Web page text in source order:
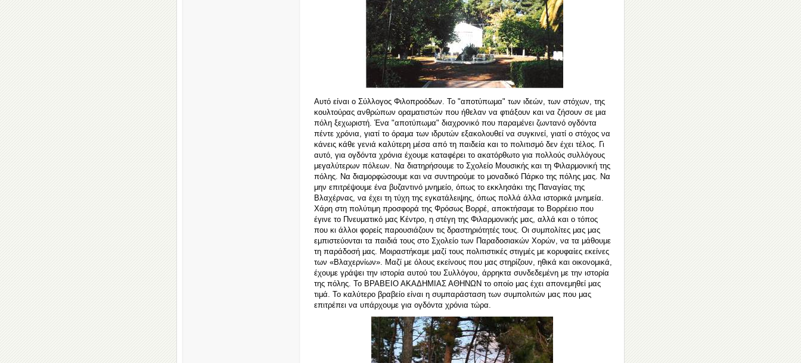
Αυτό είναι ο Σύλλογος Φιλοπροόδων. Το "αποτύπωμα" των ιδεών, των στόχων, της
κουλτούρας ανθρώπων οραματιστών που ήθελαν να φτιάξουν και να ζήσουν σε μια
πόλη ξεχωριστή. Ένα "αποτύπωμα" διαχρονικό που παραμένει ζωντανό ογδόντα
πέντε χρόνια, γιατί το όραμα των ιδρυτών εξακολουθεί να συγκινεί, γιατί ο στόχος να
κάνεις κάθε γενιά καλύτερη μέσα από τη παιδεία και το πολιτισμό δεν έχει τέλος. Γι
αυτό, για ογδόντα χρόνια έχουμε καταφέρει το ακατόρθωτο για πολλούς συλλόγους
μεγαλύτερων πόλεων. Να διατηρήσουμε το Σχολείο Μουσικής και τη Φιλαρμονική της
πόλης. Να διαμορφώσουμε και να συντηρούμε το μοναδικό Πάρκο της πόλης μας. Να
μην επιτρέψουμε ένα βυζαντινό μνημείο, όπως το εκκλησάκι της Παναγίας της
Βλαχέρνας, να έχει τη τύχη της εγκατάλειψης, όπως πολλά άλλα ιστορικά μνημεία.
Χάρη στη πολύτιμη προσφορά της Φρόσως Βορρέ, αποκτήσαμε το Βορρέειο που
έγινε το Πνευματικό μας Κέντρο, η στέγη της Φιλαρμονικής μας, αλλά και ο τόπος
που κι άλλοι φορείς παρουσιάζουν τις δραστηριότητές τους. Οι συμπολίτες μας μας
εμπιστεύονται τα παιδιά τους στο Σχολείο των Παραδοσιακών Χορών, να τα μάθουμε
τη παράδοσή μας. Μοιραστήκαμε μαζί τους πολιτιστικές στιγμές με κορυφαίες εκείνες
των «Βλαχερνίων». Μαζί με όλους εκείνους που μας στηρίζουν, ηθικά και οικονομικά,
έχουμε γράψει την ιστορία αυτού του Συλλόγου, άρρηκτα συνδεδεμένη με την ιστορία
της πόλης. Το ΒΡΑΒΕΙΟ ΑΚΑΔΗΜΙΑΣ ΑΘΗΝΩΝ το οποίο μας έχει απονεμηθεί μας
τιμά. Το καλύτερο βραβείο είναι η συμπαράσταση των συμπολιτών μας που μας
επιτρέπει να υπάρχουμε για ογδόντα χρόνια τώρα.